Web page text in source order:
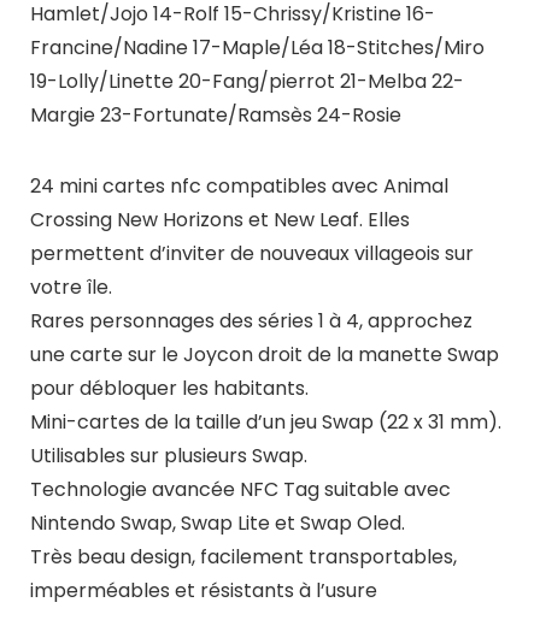
Hamlet/Jojo 14-Rolf 15-Chrissy/Kristine 16-
Francine/Nadine 17-Maple/Léa 18-Stitches/Miro
19-Lolly/Linette 20-Fang/pierrot 21-Melba 22-
Margie 23-Fortunate/Ramsès 24-Rosie
24 mini cartes nfc compatibles avec Animal
Crossing New Horizons et New Leaf. Elles
permettent d’inviter de nouveaux villageois sur
votre île.
Rares personnages des séries 1 à 4, approchez
une carte sur le Joycon droit de la manette Swap
pour débloquer les habitants.
Mini-cartes de la taille d’un jeu Swap (22 x 31 mm).
Utilisables sur plusieurs Swap.
Technologie avancée NFC Tag suitable avec
Nintendo Swap, Swap Lite et Swap Oled.
Très beau design, facilement transportables,
imperméables et résistants à l’usure